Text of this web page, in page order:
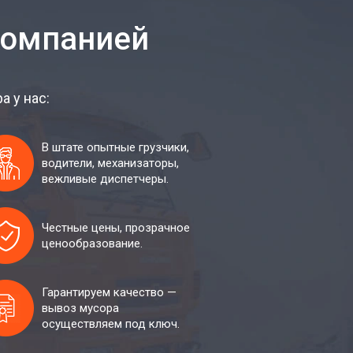
у нас:
В штате опытные грузчики,
водители, механизаторы,
вежливые диспетчеры.
Честные цены, прозрачное
ценообразование.
Гарантируем качество —
вывоз мусора
осуществляем под ключ.